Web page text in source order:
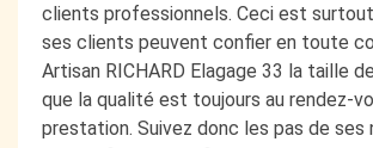
clients professionnels. Ceci est
ses clients peuvent confier en toute
Artisan RICHARD Elagage 33 la taille
que la qualité est toujours au rendez-
prestation. Suivez donc les pas de ses